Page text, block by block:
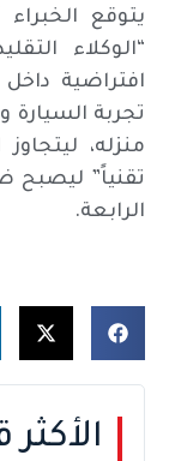
يتوقع
“الوكلاء
افتراضية
تجربة
منزله،
تقنياً” ليصبح
الرابعة.
الأكثر